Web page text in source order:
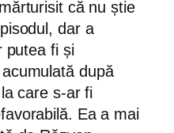
că nu știe
dar a
putea fi și
după
care s-ar fi
Ea a mai